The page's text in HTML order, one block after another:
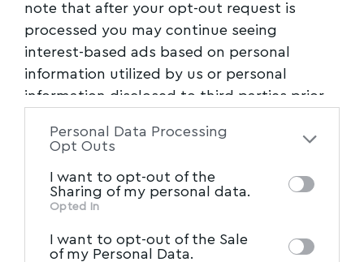
note that after your opt-out request is
processed you may continue seeing
interest-based ads based on personal
information utilized by us or personal
information disclosed to third parties prior
of the further disclosure of your personal
of downstream participants. This
information may also be disclosed by us to
Participantsthat may further disclose it to
Personal Data Processing
Opt Outs
I want to opt-out of the
Sharing of my personal data.
Opted In
I want to opt-out of the Sale
of my Personal Data.